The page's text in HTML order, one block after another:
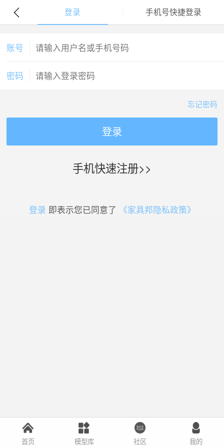
登录 手机号快捷登录
账号
密码
忘记密码
登录
手机快速注册>>
登录 即表示您已同意了 《家具邦隐私政策》
首页 模型库 社区 我的